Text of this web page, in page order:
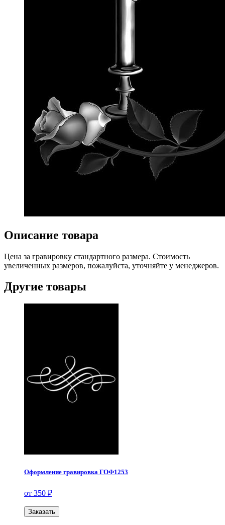
Описание товара
Цена за гравировку стандартного размера. Стоимость
увеличенных размеров, пожалуйста, уточняйте у менеджеров.
Другие товары
Оформление гравировка ГОФ1253
от 350 ₽
Заказать